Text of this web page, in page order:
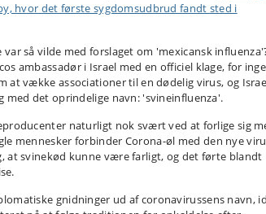
hvor det første sygdomsudbrud fandt sted i
så vilde med forslaget om 'mexicansk
ambassadør i Israel med en officiel klage, for
at vække associationer til en dødelig virus, og
med det oprindelige navn: 'svineinfluenza'.
naturligt nok svært ved at forlige sig
mennesker forbinder Corona-øl med den nye
at svinekød kunne være farligt, og det førte blandt
gnidninger ud af coronavirussens navn,